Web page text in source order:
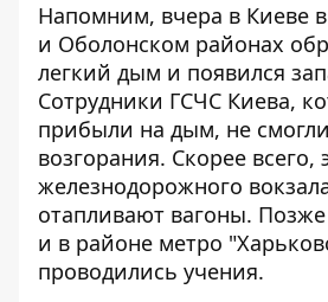
Напомним, вчера в Киеве
и Оболонском районах
легкий дым и появился
Сотрудники ГСЧС Киева,
прибыли на дым, не
возгорания. Скорее
железнодорожного
отапливают вагоны.
и в районе метро
проводились учения.